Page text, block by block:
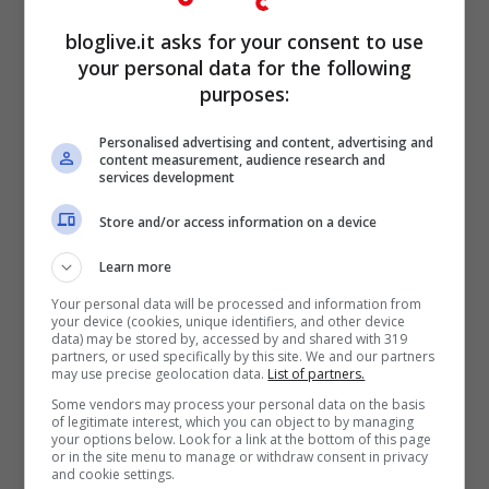
Elezioni Referendum (Getty Images)
Elezioni particolari, dicevamo, le prime con
bloglive.it asks for your consent to use
your personal data for the following
purposes:
Personalised advertising and content, advertising and
content measurement, audience research and
services development
Store and/or access information on a device
Learn more
Your personal data will be processed and information from
your device (cookies, unique identifiers, and other device
data) may be stored by, accessed by and shared with 319
partners, or used specifically by this site. We and our partners
may use precise geolocation data. List of partners.
Some vendors may process your personal data on the basis
of legitimate interest, which you can object to by managing
your options below. Look for a link at the bottom of this page
or in the site menu to manage or withdraw consent in privacy
and cookie settings.